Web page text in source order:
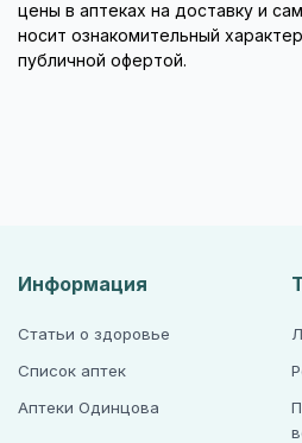
цены в аптеках на доставку и
носит ознакомительный
публичной офертой.
Информация
Статьи о здоровье
Список аптек
Аптеки Одинцова